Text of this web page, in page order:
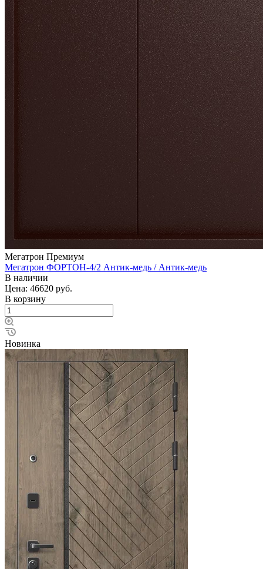
Мегатрон Премиум
Мегатрон ФОРТОН-4/2 Антик-медь / Антик-медь
В наличии
Цена: 46620 руб.
В корзину
Новинка